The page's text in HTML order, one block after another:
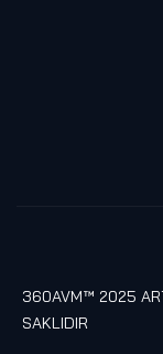
360AVM™ 2025
SAKLIDIR